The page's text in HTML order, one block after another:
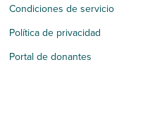
Condiciones de servicio
Política de privacidad
Portal de donantes